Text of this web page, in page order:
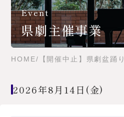
Event
県劇主催事業
HOME/ 【開催中止】県劇盆踊り
2026年8月14日(金)